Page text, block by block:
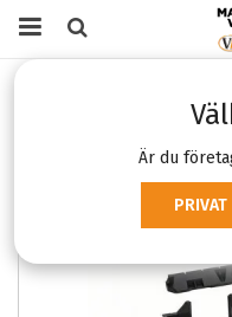
Är du
PRIVAT
Bosch L-BOXX-inlägg för